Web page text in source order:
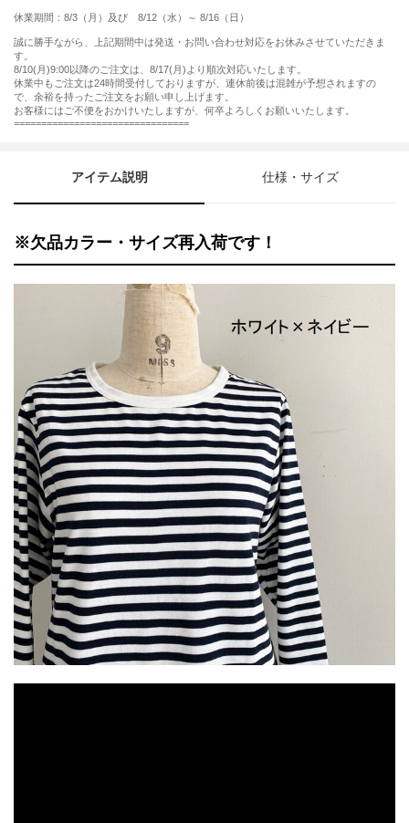
休業期間：8/3（月）及び 8/12（水）～ 8/16（日）
誠に勝手ながら、上記期間中は発送・お問い合わせ対応をお休みさせていただきま
す。
8/10(月)9:00以降のご注文は、8/17(月)より順次対応いたします。
休業中もご注文は24時間受付しておりますが、連休前後は混雑が予想されますの
で、余裕を持ったご注文をお願い申し上げます。
お客様にはご不便をおかけいたしますが、何卒よろしくお願いいたします。
================================
アイテム説明 仕様・サイズ
※欠品カラー・サイズ再入荷です！